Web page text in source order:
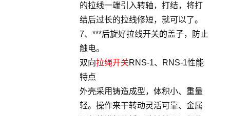
的拉线一端引入转轴，打结，将打
结后过长的拉线修短，就可以了。
7、***后旋好拉线开关的盖子，防止
触电。
双向拉绳开关RNS-1、RNS-1性能
特点
外壳采用铸造成型，体积小、重量
轻。操作来干转动灵活可靠、金属